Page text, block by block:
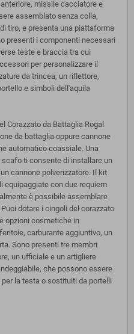
missile cacciatore e
assemblato senza colla,
tiro, e presenta una piattaforma
presenti i componenti necessari
teste e braccia tra cui
per personalizzare il
da trincea, un riflettore,
e simboli dell'aquila
Corazzato da Battaglia Rogal
da battaglia oppure cannone
automatico coassiale. Una
ti consente di installare un
cannone polverizzatore. Il kit
equipaggiate con due requiem
è possibile assemblare
dotare i cingoli del corazzato
opzioni cosmetiche in
carburante aggiuntivo, un
Sono presenti tre membri
un ufficiale e un artigliere
che possono essere
la testa o sostituiti da portelli